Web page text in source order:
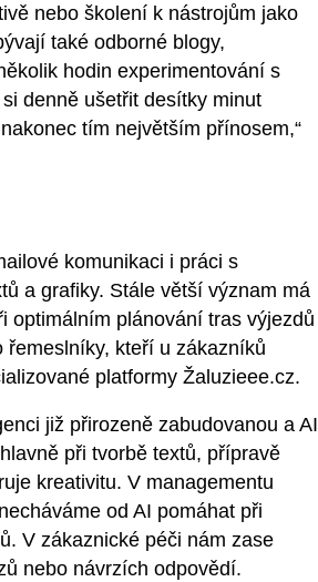
nebo školení k nástrojům jako
také odborné blogy,
hodin experimentování s
denně ušetřit desítky minut
tím největším přínosem,“
komunikaci i práci s
a grafiky. Stále větší význam má
optimálním plánování tras výjezdů
kteří u zákazníků
platformy Žaluzieee.cz.
již přirozeně zabudovanou a AI
při tvorbě textů, přípravě
kreativitu. V managementu
od AI pomáhat při
V zákaznické péči nám zase
nebo návrzích odpovědí.